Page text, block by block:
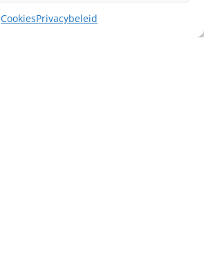
CookiesPrivacybeleid